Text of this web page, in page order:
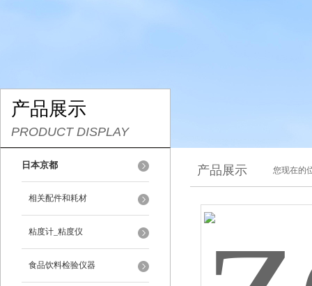
产品展示
PRODUCT DISPLAY
日本京都
相关配件和耗材
粘度计_粘度仪
食品饮料检验仪器
产品展示 您现在的